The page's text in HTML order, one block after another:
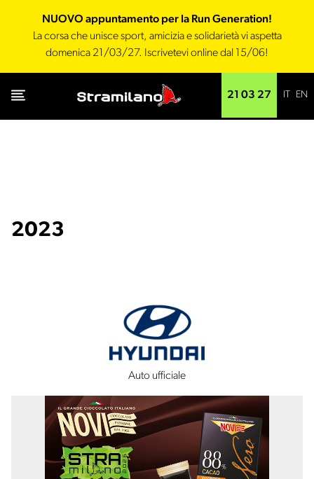
NUOVO appuntamento per la Run Generation!
La corsa che unisce sport, amicizia e solidarietà vi aspetta
domenica 21/03/27. Iscrivetevi online dal 15/06!
21 03 27 EN
2023
Auto ufficiale